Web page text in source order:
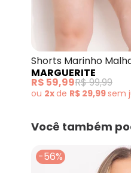
Shorts Marinho
Encorpada
MARGUERITE
R$ 59,99R$ 99,99
ou 2xde R$ 29,99sem
Você também
-56%